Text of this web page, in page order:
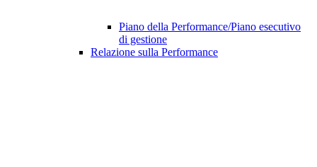
Piano della Performance/Piano esecutivo
di gestione
Relazione sulla Performance